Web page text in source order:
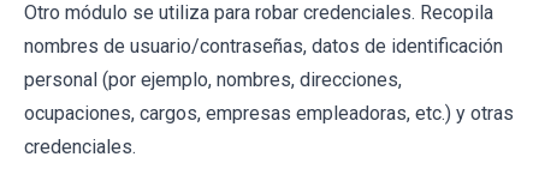
Otro módulo se utiliza para robar credenciales. Recopila
nombres de usuario/contraseñas, datos de identificación
personal (por ejemplo, nombres, direcciones,
ocupaciones, cargos, empresas empleadoras, etc.) y otras
credenciales.